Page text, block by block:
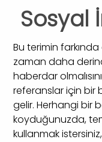
Sosyal
Bu terimin
zaman daha
haberdar
referanslar için bir
gelir. Herhangi bir
koyduğunuzda,
kullanmak